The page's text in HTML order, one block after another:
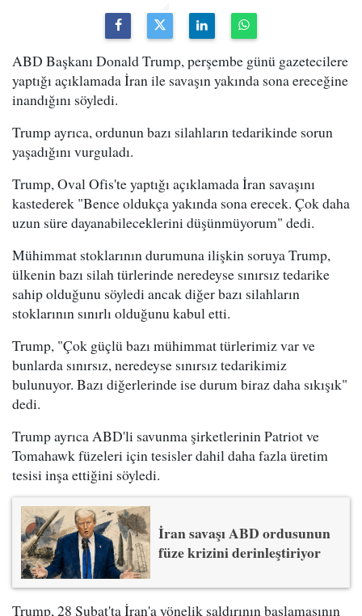
ABD Başkanı Donald Trump, perşembe günü gazetecilere
yaptığı açıklamada İran ile savaşın yakında sona ereceğine
inandığını söyledi.
Trump ayrıca, ordunun bazı silahların tedarikinde sorun
yaşadığını vurguladı.
Trump, Oval Ofis'te yaptığı açıklamada İran savaşını
kastederek "Bence oldukça yakında sona erecek. Çok daha
uzun süre dayanabileceklerini düşünmüyorum" dedi.
Mühimmat stoklarının durumuna ilişkin soruya Trump,
ülkenin bazı silah türlerinde neredeyse sınırsız tedarike
sahip olduğunu söyledi ancak diğer bazı silahların
stoklarının sınırlı olduğunu kabul etti.
Trump, "Çok güçlü bazı mühimmat türlerimiz var ve
bunlarda sınırsız, neredeyse sınırsız tedarikimiz
bulunuyor. Bazı diğerlerinde ise durum biraz daha sıkışık"
dedi.
Trump ayrıca ABD'li savunma şirketlerinin Patriot ve
Tomahawk füzeleri için tesisler dahil daha fazla üretim
tesisi inşa ettiğini söyledi.
İran savaşı ABD ordusunun
füze krizini derinleştiriyor
Trump, 28 Şubat'ta İran'a yönelik saldırının başlamasının